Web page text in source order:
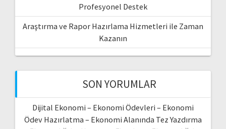
Profesyonel Destek
Araştırma ve Rapor Hazırlama Hizmetleri ile Zaman
Kazanın
SON YORUMLAR
Dijital Ekonomi – Ekonomi Ödevleri – Ekonomi
Ödev Hazırlatma – Ekonomi Alanında Tez Yazdırma